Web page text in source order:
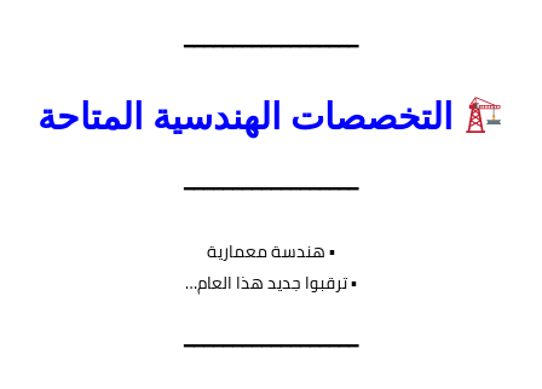
━━━━━━━━━━━━━━━━━━
التخصصات الهندسية المتاحة
━━━━━━━━━━━━━━━━━━
▪︎ هندسة معمارية
▪︎ ترقبوا جديد هذا العام…
━━━━━━━━━━━━━━━━━━